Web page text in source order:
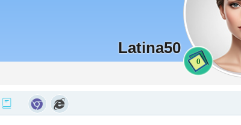
0
Latina50